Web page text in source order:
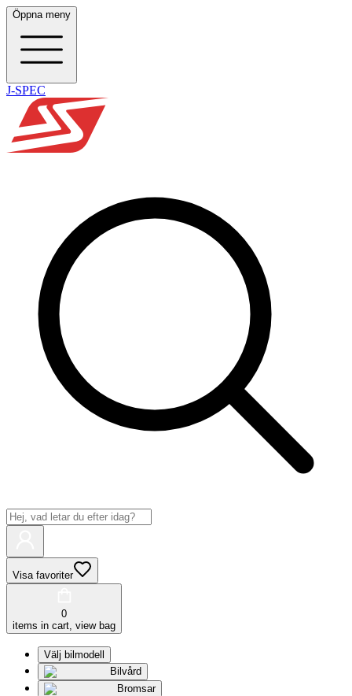
Öppna meny
J-SPEC
Visa favoriter
0
items in cart, view bag
Välj bilmodell
Bilvård
Bromsar